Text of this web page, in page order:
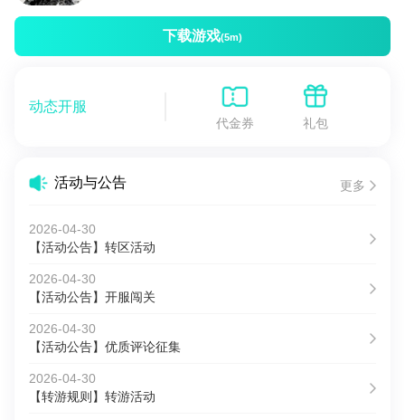
下载游戏(5m)
动态开服
代金券 礼包
活动与公告 更多
2026-04-30
【活动公告】转区活动
2026-04-30
【活动公告】开服闯关
2026-04-30
【活动公告】优质评论征集
2026-04-30
【转游规则】转游活动